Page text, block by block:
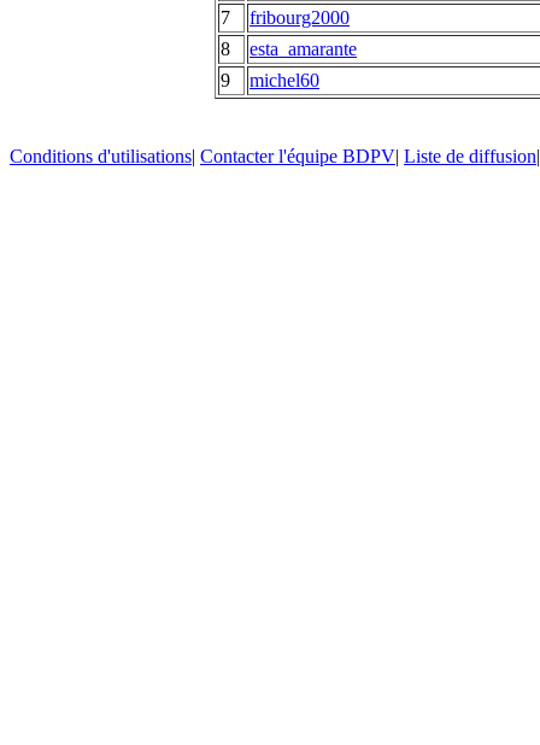
7
fribourg2000
8
esta_amarante
9
michel60
Conditions d'utilisations| Contacter l'équipe BDPV| Liste de diffusion